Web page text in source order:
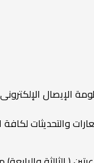
الإيصال
والتحديثات